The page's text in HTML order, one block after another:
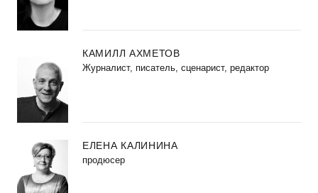
КАМИЛЛ АХМЕТОВ
Журналист, писатель, сценарист, редактор
ЕЛЕНА КАЛИНИНА
продюсер